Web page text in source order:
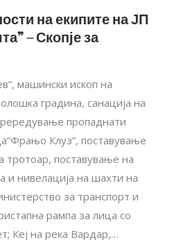
на екипите на ЈП
– Скопје за
машински ископ на
градина, санација на
пропаднати
Клуз”, поставување
тротоар, поставување на
и нивелација на шахти на
за транспорт и
рампа за лица со
Кеј на река Вардар,…